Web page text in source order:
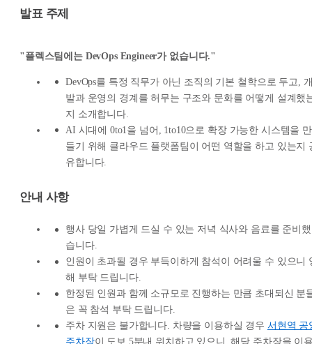
발표 주제
"플렉스팀에는 DevOps Engineer가 없습니다."
DevOps를 특정 직무가 아닌 조직의 기본 철학으로 두고,
발과 운영의 경계를 허무는 구조와 문화를 어떻게 설계했
지 소개합니다.
AI 시대에 0to1을 넘어, 1to10으로 확장 가능한 시스템을 만
들기 위해 클라우드 플랫폼팀이 어떤 역할을 하고 있는지
유합니다.
안내 사항
행사 당일 가볍게 드실 수 있는 저녁 식사와 음료를 준비했
습니다.
인원이 초과될 경우 부득이하게 참석이 어려울 수 있으니
해 부탁 드립니다.
한정된 인원과 함께 소규모로 진행하는 만큼 초대되신 분
은 꼭 참석 부탁 드립니다.
주차 지원은 불가합니다. 차량을 이용하실 경우 서현역 공
주차장이 도보 5분내 위치하고 있으니, 해당 주차장을 이